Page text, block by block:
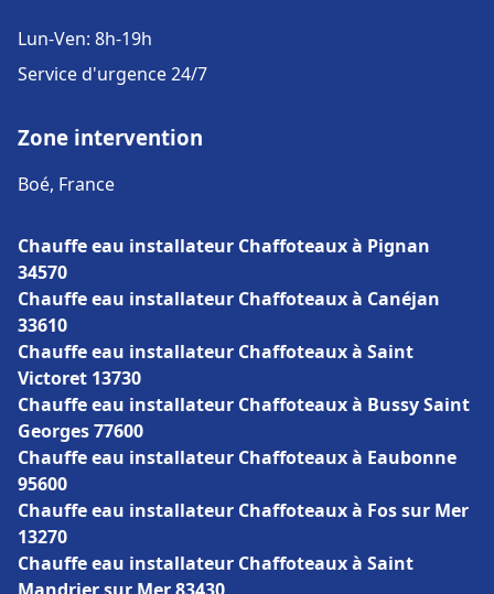
Lun-Ven: 8h-19h
Service d'urgence 24/7
Zone intervention
Boé, France
Chauffe eau installateur Chaffoteaux à Pignan
34570
Chauffe eau installateur Chaffoteaux à Canéjan
33610
Chauffe eau installateur Chaffoteaux à Saint
Victoret 13730
Chauffe eau installateur Chaffoteaux à Bussy Saint
Georges 77600
Chauffe eau installateur Chaffoteaux à Eaubonne
95600
Chauffe eau installateur Chaffoteaux à Fos sur Mer
13270
Chauffe eau installateur Chaffoteaux à Saint